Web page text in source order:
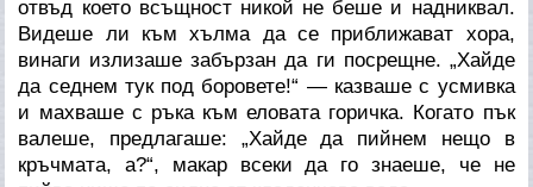
отвъд което всъщност никой не беше и надниквал.
Видеше ли към хълма да се приближават хора,
винаги излизаше забързан да ги посрещне. „Хайде
да седнем тук под боровете!“ — казваше с усмивка
и махваше с ръка към еловата горичка. Когато пък
валеше, предлагаше: „Хайде да пийнем нещо в
кръчмата, а?“, макар всеки да го знаеше, че не